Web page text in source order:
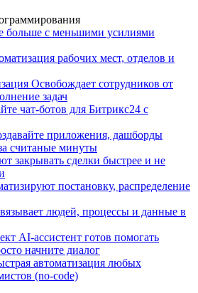
больше с меньшими усилиями
рабочих мест, отделов и
Освобождает сотрудников от
задач
чат-ботов для Битрикс24 с
приложения, дашборды
считаные минуты
закрывать сделки быстрее и не
постановку, распределение
людей, процессы и данные в
AI-ассистент готов помогать
начните диалог
автоматизация любых
(no-code)